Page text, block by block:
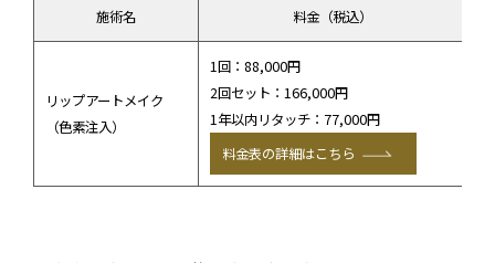
施術名 料金（税込）
リップアートメイク
（色素注入）
1回：88,000円
2回セット：166,000円
1年以内リタッチ：77,000円
料金表の詳細はこちら